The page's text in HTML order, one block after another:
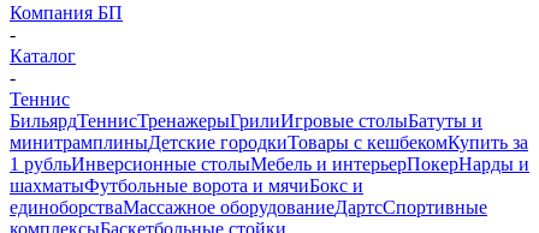
Компания БП
-
Каталог
-
Теннис
БильярдТеннисТренажерыГрилиИгровые столыБатуты и
минитрамплиныДетские городкиТовары с кешбекомКупить за
1 рубльИнверсионные столыМебель и интерьерПокерНарды и
шахматыФутбольные ворота и мячиБокс и
единоборстваМассажное оборудованиеДартсСпортивные
комплексыБаскетбольные стойки